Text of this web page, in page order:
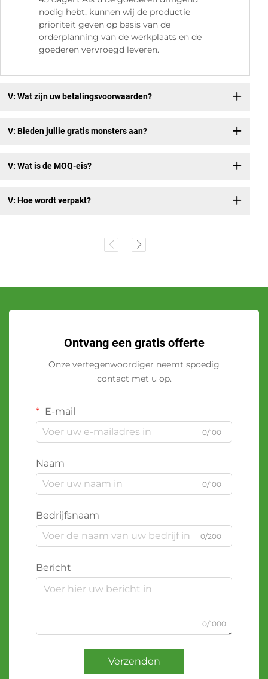
nodig hebt, kunnen wij de productie
prioriteit geven op basis van de
orderplanning van de werkplaats en de
goederen vervroegd leveren.
V: Wat zijn uw betalingsvoorwaarden?
V: Bieden jullie gratis monsters aan?
V: Wat is de MOQ-eis?
V: Hoe wordt verpakt?
Ontvang een gratis offerte
Onze vertegenwoordiger neemt spoedig
contact met u op.
E-mail
0/100
Naam
0/100
Bedrijfsnaam
0/200
Bericht
0/1000
Verzenden